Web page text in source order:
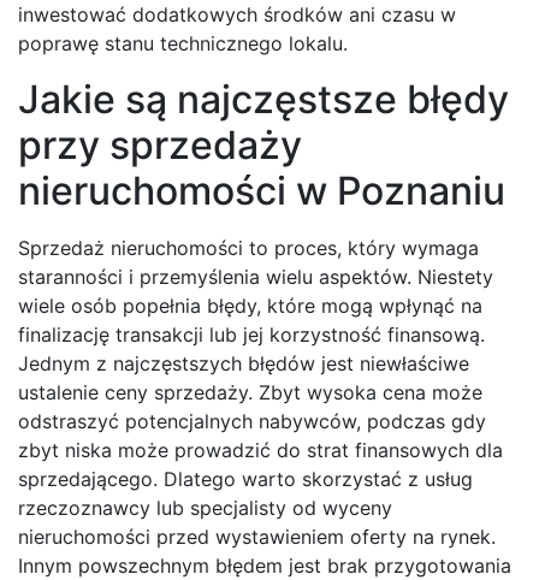
inwestować dodatkowych środków ani czasu w
poprawę stanu technicznego lokalu.
Jakie są najczęstsze błędy
przy sprzedaży
nieruchomości w Poznaniu
Sprzedaż nieruchomości to proces, który wymaga
staranności i przemyślenia wielu aspektów. Niestety
wiele osób popełnia błędy, które mogą wpłynąć na
finalizację transakcji lub jej korzystność finansową.
Jednym z najczęstszych błędów jest niewłaściwe
ustalenie ceny sprzedaży. Zbyt wysoka cena może
odstraszyć potencjalnych nabywców, podczas gdy
zbyt niska może prowadzić do strat finansowych dla
sprzedającego. Dlatego warto skorzystać z usług
rzeczoznawcy lub specjalisty od wyceny
nieruchomości przed wystawieniem oferty na rynek.
Innym powszechnym błędem jest brak przygotowania